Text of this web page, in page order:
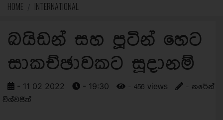
HOME INTERNATIONAL
බයිඩන් සහ පූටින් හෙට
සාකච්ඡාවකට සූදානම්
- 11 02 2022 - 19:30 - 456 views
- නරේන්
විශ්වජීත්